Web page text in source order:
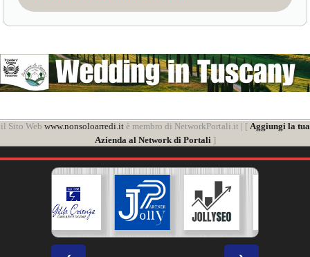
il Sito Web www.nonsoloarredi.itè membro di NetworkPortali.it | [ Aggiungi la tua
Azienda al Network di Portali]